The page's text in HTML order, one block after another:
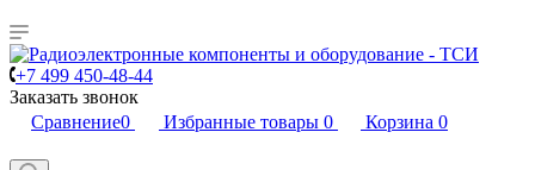
+7 499 450-48-44
Заказать звонок
Сравнение0 Избранные товары 0 Корзина 0